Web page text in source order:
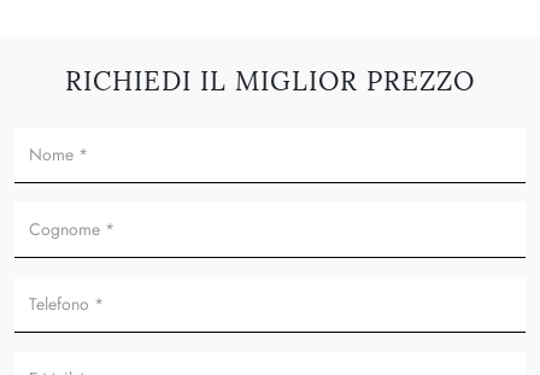
RICHIEDI IL MIGLIOR PREZZO